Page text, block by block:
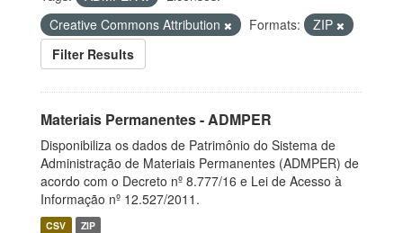
Creative Commons Attribution
Formats:
ZIP
Filter Results
Materiais Permanentes - ADMPER
Disponibiliza os dados de Patrimônio do Sistema de
Administração de Materiais Permanentes (ADMPER) de
acordo com o Decreto nº 8.777/16 e Lei de Acesso à
Informação nº 12.527/2011.
CSV ZIP